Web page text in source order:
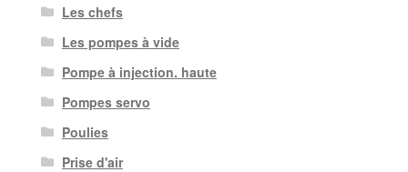
Les chefs
Les pompes à vide
Pompe à injection. haute
Pompes servo
Poulies
Prise d'air